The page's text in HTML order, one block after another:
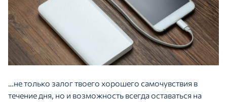
…не только залог твоего хорошего самочувствия в
течение дня, но и возможность всегда оставаться на